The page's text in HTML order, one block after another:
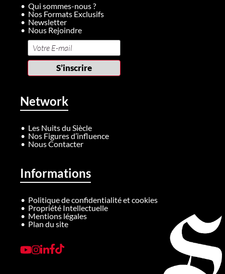
Qui sommes-nous ?
Nos Formats Exclusifs
Newsletter
Nous Rejoindre
Network
Les Nuits du Siècle
Nos Figures d’influence
Nous Contacter
Informations
Politique de confidentialité et cookies
Propriété Intellectuelle
Mentions légales
Plan du site